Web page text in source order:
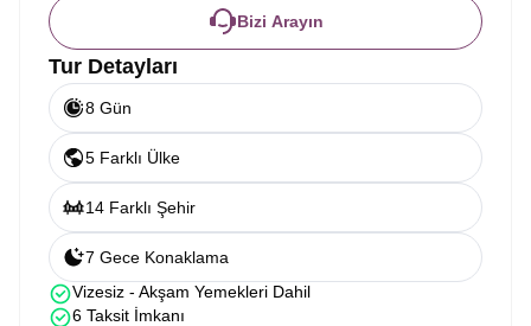
Bizi Arayın
Tur Detayları
8 Gün
5 Farklı Ülke
14 Farklı Şehir
7 Gece Konaklama
Vizesiz - Akşam Yemekleri Dahil
6 Taksit İmkanı